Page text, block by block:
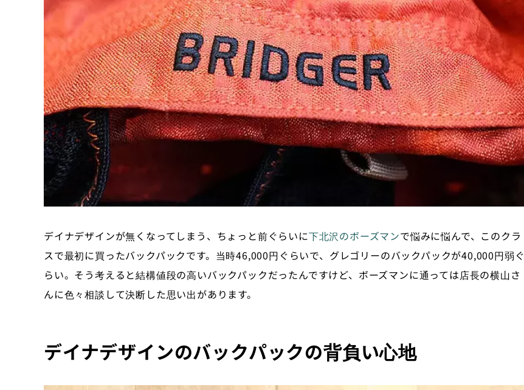
デイナデザインが無くなってしまう、ちょっと前ぐらいに下北沢のボーズマンで悩みに悩んで、このクラ
スで最初に買ったバックパックです。当時46,000円ぐらいで、グレゴリーのバックパックが40,000円弱ぐ
らい。そう考えると結構値段の高いバックパックだったんですけど、ボーズマンに通っては店長の横山さ
んに色々相談して決断した思い出があります。
デイナデザインのバックパックの背負い心地